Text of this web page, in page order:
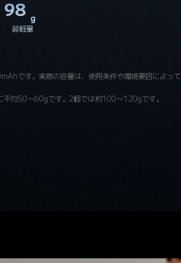
98 g
超軽量
です。実際の容量は、使用条件や環境要因によって
平均50～60gです。2個では約100～120gです。